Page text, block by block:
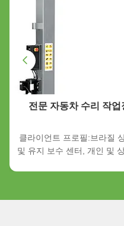
전문 자동차 수리 작업
클라이언트 프로필:브라질
및 유지 보수 센터, 개인 및
compact sedans to light